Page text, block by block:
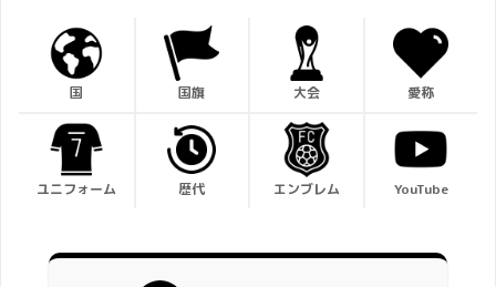
国 国旗 大会 愛称
ユニフォーム 歴代 エンブレム YouTube